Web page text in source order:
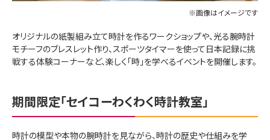
※画像はイメージです
オリジナルの紙製組み立て時計を作るワークショップや、光る腕時計
モチーフのブレスレット作り、スポーツタイマーを使って日本記録に挑
戦する体験コーナーなど、楽しく「時」を学べるイベントを開催します。
期間限定「セイコーわくわく時計教室」
時計の模型や本物の腕時計を見ながら、時計の歴史や仕組みを学